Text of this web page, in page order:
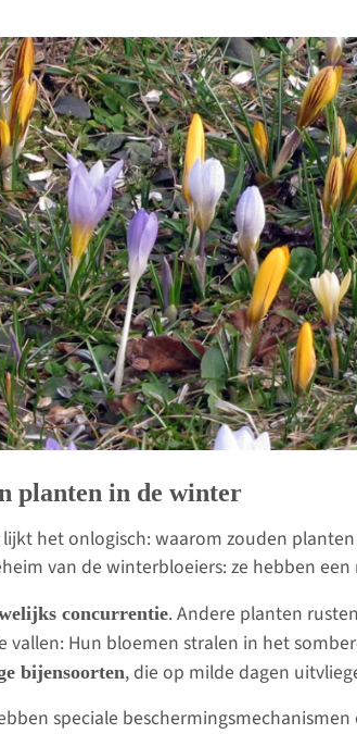
planten in de winter
het onlogisch: waarom zouden
van de winterbloeiers: ze hebben
concurrentie. Andere planten
vallen: Hun bloemen stralen in het
bijensoorten, die op milde dagen
speciale